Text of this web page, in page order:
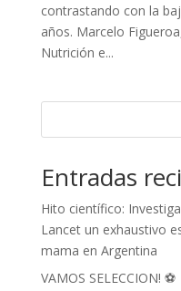
contrastando con la
años. Marcelo
Nutrición e...
Entradas
Hito científico:
Lancet un exhaustivo
mama en Argentina
VAMOS SELECCION! ⚽